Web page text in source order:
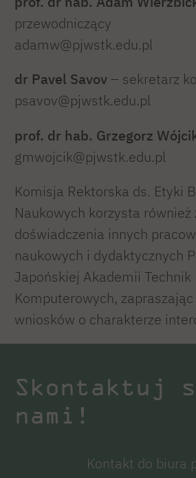
przewodniczący
adamw@pjwstk.edu.pl
dr Pavel Savov – sekretarz
psavov@pjwstk.edu.pl
prof. dr hab. Grzegorz
gmwojcik@pjwstk.edu.pl
Komisja Rektorska ds. Etyki
Naukowych korzysta również
doświadczenia innych
naukowych i dydaktycznych
Japońskiej Akademii Technik
Komputerowych,
wniosków o charakterze
Skontaktuj
nami!
Kontakt do biura